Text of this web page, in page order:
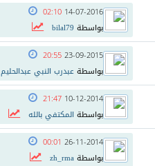
14-07-2016
02:10
بواسطة bilal79
23-09-2015
20:55
بواسطةعبدرب النبي عبدالحليم
10-12-2014
21:47
بواسطة المكتفي بالله
26-11-2014
00:01
بواسطةzh_rma